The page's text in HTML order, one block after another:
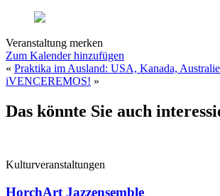
Veranstaltung merken
Zum Kalender hinzufügen
« Praktika im Ausland: USA, Kanada,
iVENCEREMOS! »
Das könnte Sie auch
Kulturveranstaltungen
HorchArt Jazzensemble